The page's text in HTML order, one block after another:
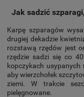
Jak sadzić
Karpę szparagów
drugiej dekadzie
rozstawą rzędów jest
rzędzie sadzi się co
kopczykach
aby wierzchołek
ziemi. W trakcie
pielęgnowane.